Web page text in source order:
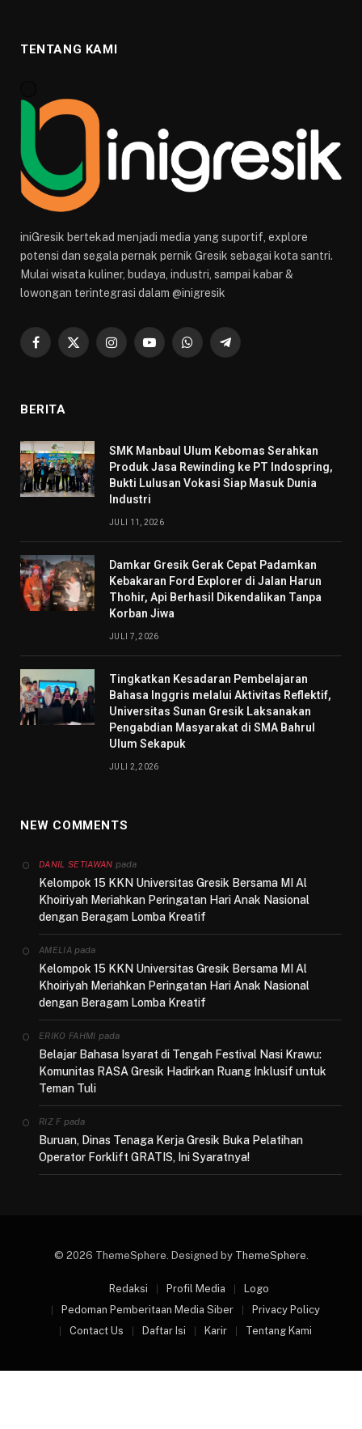
TENTANG KAMI
iniGresik bertekad menjadi media yang suportif, explore
potensi dan segala pernak pernik Gresik sebagai kota santri.
Mulai wisata kuliner, budaya, industri, sampai kabar &
lowongan terintegrasi dalam @inigresik
Facebook
X
InstagramYouTubeWhatsAppTelegram
BERITA
SMK Manbaul Ulum Kebomas Serahkan
Produk Jasa Rewinding ke PT Indospring,
Bukti Lulusan Vokasi Siap Masuk Dunia
Industri
JULI 11, 2026
Damkar Gresik Gerak Cepat Padamkan
Kebakaran Ford Explorer di Jalan Harun
Thohir, Api Berhasil Dikendalikan Tanpa
Korban Jiwa
JULI 7, 2026
Tingkatkan Kesadaran Pembelajaran
Bahasa Inggris melalui Aktivitas Reflektif,
Universitas Sunan Gresik Laksanakan
Pengabdian Masyarakat di SMA Bahrul
Ulum Sekapuk
JULI 2, 2026
NEW COMMENTS
DANIL SETIAWAN pada
Kelompok 15 KKN Universitas Gresik Bersama MI Al
Khoiriyah Meriahkan Peringatan Hari Anak Nasional
dengan Beragam Lomba Kreatif
AMELIApada
Kelompok 15 KKN Universitas Gresik Bersama MI Al
Khoiriyah Meriahkan Peringatan Hari Anak Nasional
dengan Beragam Lomba Kreatif
ERIKO FAHMI pada
Belajar Bahasa Isyarat di Tengah Festival Nasi Krawu:
Komunitas RASA Gresik Hadirkan Ruang Inklusif untuk
Teman Tuli
RIZ Fpada
Buruan, Dinas Tenaga Kerja Gresik Buka Pelatihan
Operator Forklift GRATIS, Ini Syaratnya!
© 2026 ThemeSphere. Designed by ThemeSphere
Redaksi Profil Media
Logo
Pedoman Pemberitaan Media Siber
Privacy Policy
Contact Us
Daftar Isi Karir Tentang Kami